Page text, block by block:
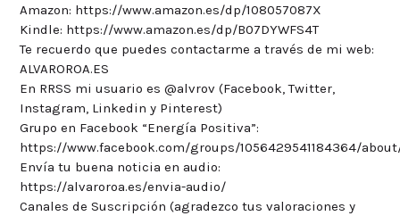
Amazon: https://www.amazon.es/dp/108057087X
Kindle: https://www.amazon.es/dp/B07DYWFS4T
Te recuerdo que puedes contactarme a través de mi web:
ALVAROROA.ES
En RRSS mi usuario es @alvrov (Facebook, Twitter,
Instagram, Linkedin y Pinterest)
Grupo en Facebook “Energía Positiva”:
https://www.facebook.com/groups/1056429541184364/
Envía tu buena noticia en audio:
https://alvaroroa.es/envia-audio/
Canales de Suscripción (agradezco tus valoraciones y